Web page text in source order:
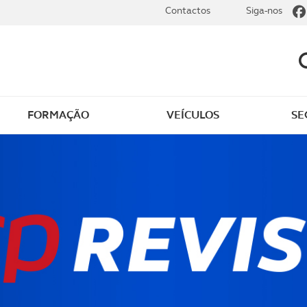
Golfe
Revista ACP Edição
impressa
FORMAÇÃO VEÍCULOS
Contactos Siga-nos